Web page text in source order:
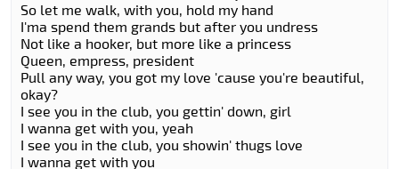
So let me walk, with you, hold my hand
I'ma spend them grands but after you undress
Not like a hooker, but more like a princess
Queen, empress, president
Pull any way, you got my love 'cause you're beautiful,
okay?
I see you in the club, you gettin' down, girl
I wanna get with you, yeah
I see you in the club, you showin' thugs love
I wanna get with you